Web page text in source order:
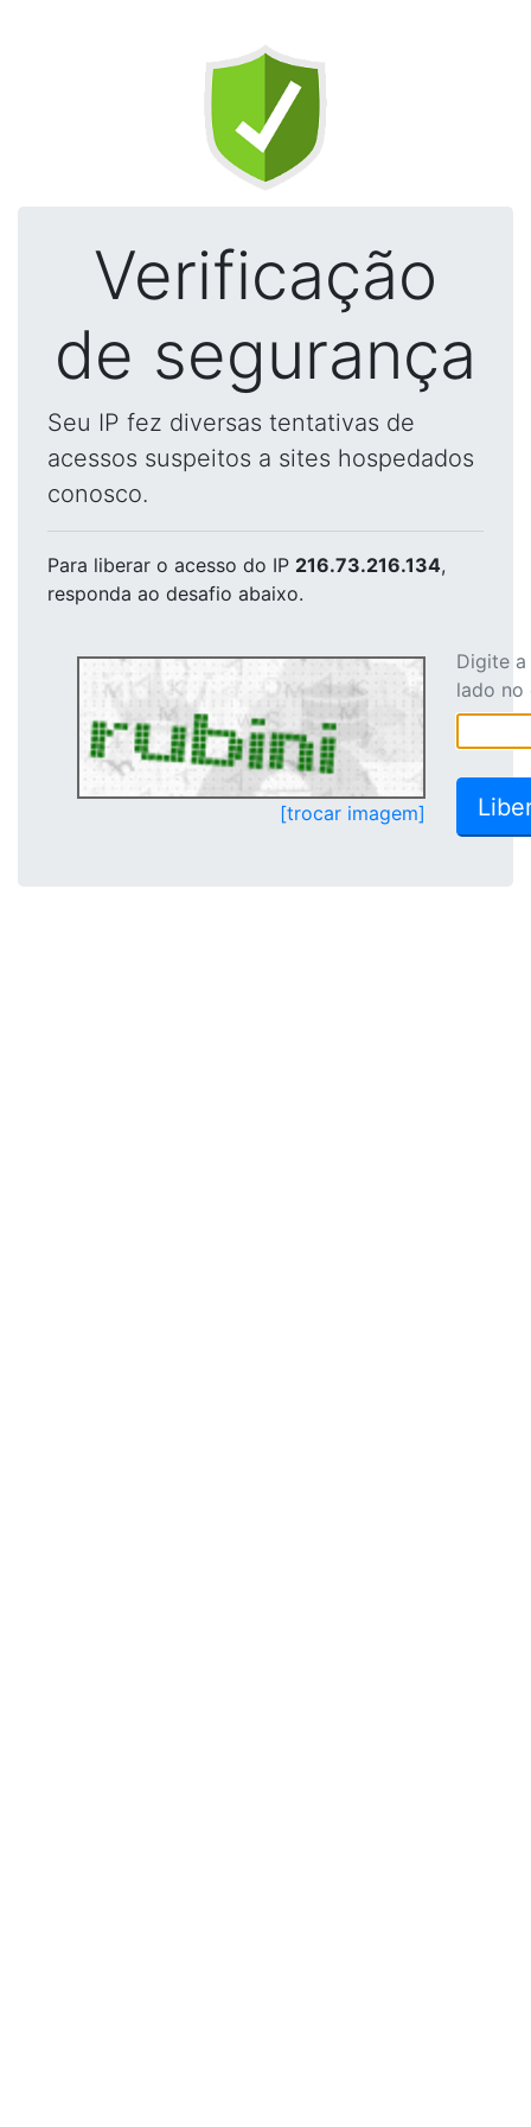
Verificação
de segurança
Seu IP fez diversas tentativas de
acessos suspeitos a sites hospedados
conosco.
Para liberar o acesso do IP 216.73.216.134,
responda ao desafio abaixo.
[trocar imagem]
Digite
lado no